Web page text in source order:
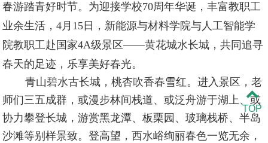
春游踏青好时节。 为迎接学校70周年华诞，丰富教职工
业余生活，4月15 日， 新能源与材料学院与人工智能学
院教职工赴 国家4A级景区——黄花城水长城，共同追寻
春天的足迹， 乐享美好春光。
青山碧水古长城，桃杏吹香春雪红。进入景区，老
师们三五成群，或漫步林间栈道、或泛舟游于湖上、或
协力攀登长城，游赏黑龙潭、板栗园、玻璃栈桥、半岛
沙滩等别样景致。登高望，西水峪绚丽春色一览无余，
TOP